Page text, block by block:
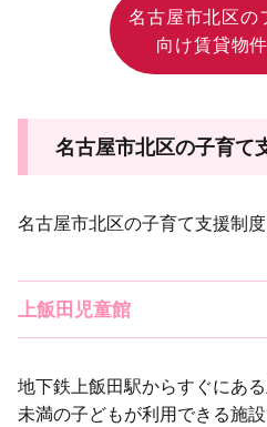
名古屋市北区の
向け賃貸物
名古屋市北区の子育て
名古屋市北区の子育て支援制度
上飯田児童館
地下鉄上飯田駅からすぐにあ
未満の子どもが利用できる施設